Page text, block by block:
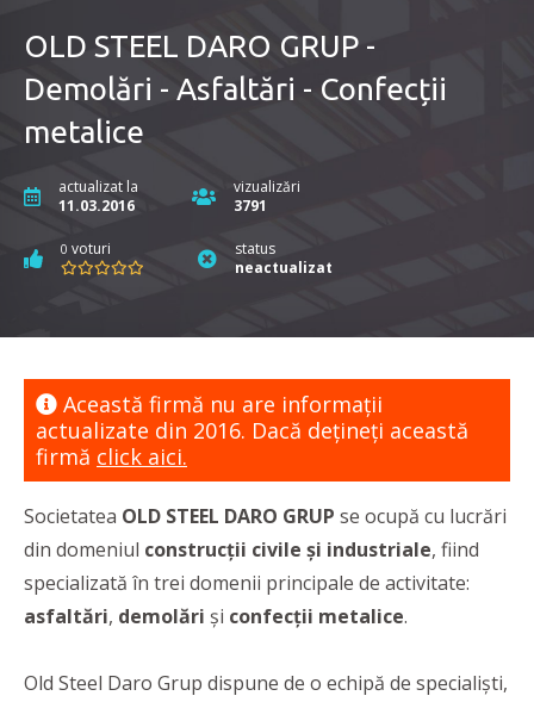
OLD STEEL DARO GRUP -
Demolări - Asfaltări - Confecții
metalice
actualizat la
11.03.2016
vizualizări
3791
0 voturi
status
neactualizat
Această firmă nu are informaţii
actualizate din 2016. Dacă dețineți această
firmă click aici.
Societatea OLD STEEL DARO GRUP se ocupă cu lucrări
din domeniul construcții civile și industriale, fiind
specializată în trei domenii principale de activitate:
asfaltări, demolări și confecții metalice.
Old Steel Daro Grup dispune de o echipă de specialiști,